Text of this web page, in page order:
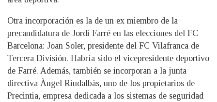
Otra incorporación es la de un ex miembro de la
precandidatura de Jordi Farré en las elecciones del FC
Barcelona: Joan Soler, presidente del FC Vilafranca de
Tercera División. Habría sido el vicepresidente deportivo
de Farré. Además, también se incorporan a la junta
directiva Àngel Riudalbàs, uno de los propietarios de
Precintia, empresa dedicada a los sistemas de seguridad